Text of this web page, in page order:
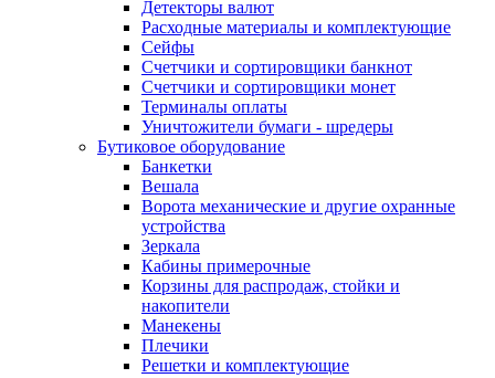
Детекторы валют
Расходные материалы и комплектующие
Сейфы
Счетчики и сортировщики банкнот
Счетчики и сортировщики монет
Терминалы оплаты
Уничтожители бумаги - шредеры
Бутиковое оборудование
Банкетки
Вешала
Ворота механические и другие охранные
устройства
Зеркала
Кабины примерочные
Корзины для распродаж, стойки и
накопители
Манекены
Плечики
Решетки и комплектующие